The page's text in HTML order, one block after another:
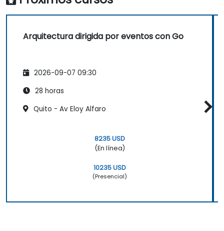
Arquitectura dirigida por eventos con Go
2026-09-07 09:30
28 horas
Quito - Av Eloy Alfaro
8235 USD
(En línea)
10235 USD
(Presencial)